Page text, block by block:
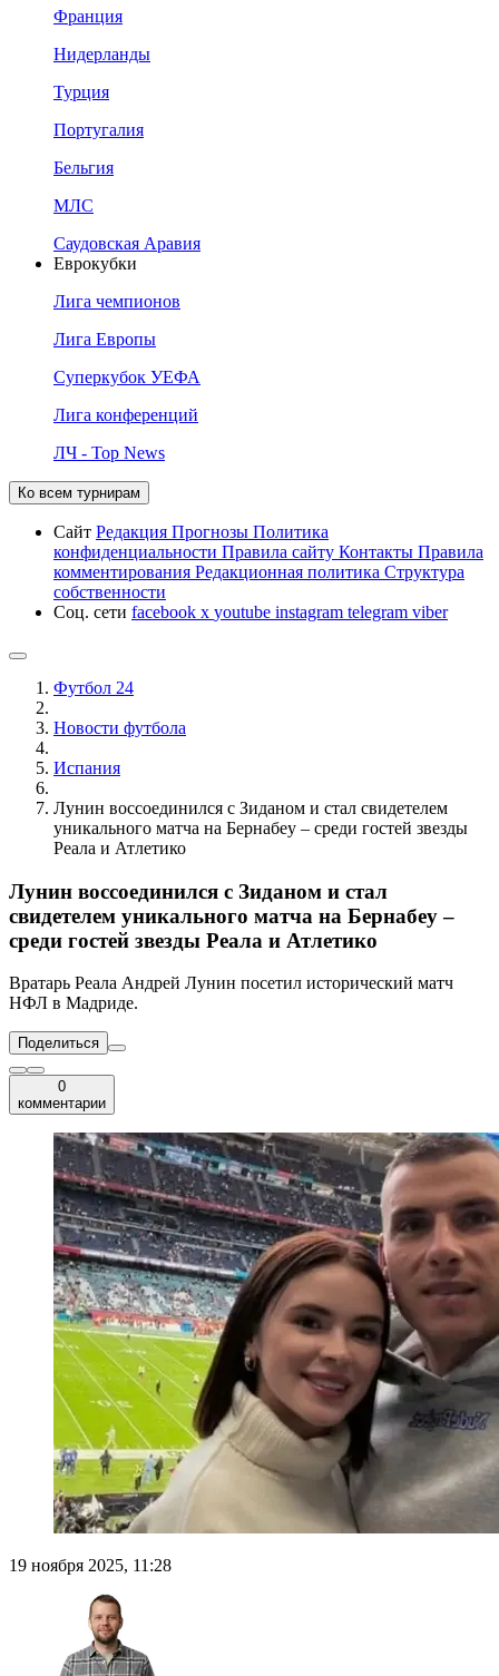
Франция
Нидерланды
Турция
Португалия
Бельгия
МЛС
Саудовская Аравия
Еврокубки
Лига чемпионов
Лига Европы
Суперкубок УЕФА
Лига конференций
ЛЧ - Top News
Ко всем турнирам
Сайт Редакция Прогнозы Политика
конфиденциальности Правила сайту Контакты Правила
комментирования Редакционная политика Структура
собственности
Соц. сети facebook x youtube instagram telegram viber
Футбол 24
Новости футбола
Испания
Лунин воссоединился с Зиданом и стал свидетелем
уникального матча на Бернабеу – среди гостей звезды
Реала и Атлетико
Лунин воссоединился с Зиданом и стал
свидетелем уникального матча на Бернабеу –
среди гостей звезды Реала и Атлетико
Вратарь Реала Андрей Лунин посетил исторический матч
НФЛ в Мадриде.
Поделиться
0
комментарии
19 ноября 2025, 11:28